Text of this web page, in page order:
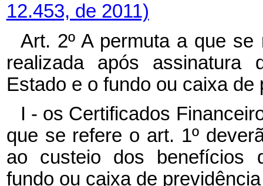
12.453, de 2011)
Art. 2º A permuta a que
realizada após assinatura
Estado e o fundo ou caixa
I - os Certificados
que se refere o art. 1º
ao custeio dos benefícios
fundo ou caixa de